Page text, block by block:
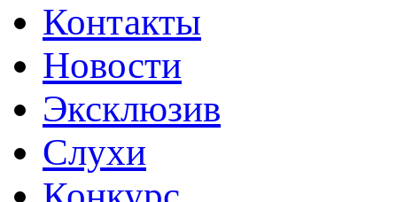
Контакты
Новости
Эксклюзив
Слухи